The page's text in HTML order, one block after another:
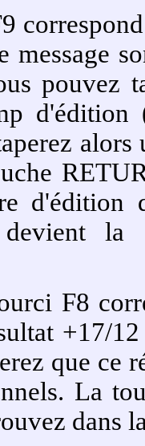
message
pouvez
d'édition
d'édition
la
F8
+17/12
que ce
La
dans